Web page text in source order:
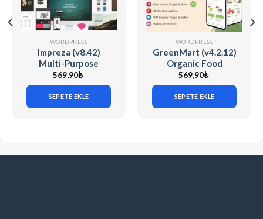
WORDPRESS
Impreza (v8.42)
Multi-Purpose
WordPress Theme
569,90₺
SEPETE EKLE
WORDPRESS
GreenMart (v4.2.12)
Organic Food
Woocommerce
WordPress Theme
569,90₺
SEPETE EKLE